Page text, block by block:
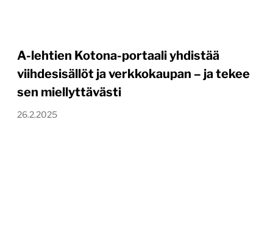
A-lehtien Kotona-portaali yhdistää
viihdesisällöt ja verkkokaupan – ja tekee
sen miellyttävästi
26.2.2025